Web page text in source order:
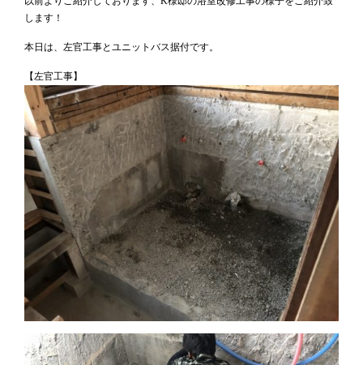
します！
本日は、左官工事とユニットバス据付です。
【左官工事】